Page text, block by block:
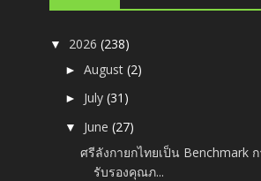
▼ 2026(238)
►August(2)
► July(31)
▼ June(27)
ศรีลังกายกไทยเป็น Benchmark
รับรองคุณภ...